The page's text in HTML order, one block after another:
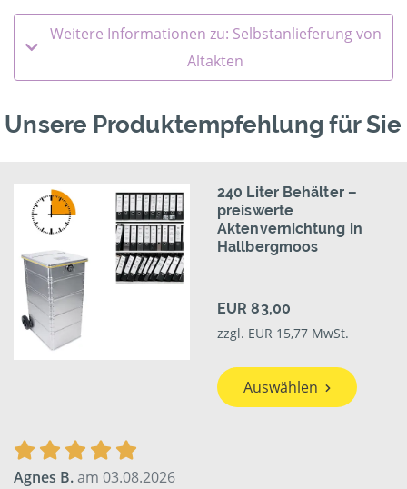
Weitere Informationen zu: Selbstanlieferung von
Altakten
Unsere Produktempfehlung für Sie
240 Liter Behälter –
preiswerte
Aktenvernichtung in
Hallbergmoos
EUR 83,00
zzgl. EUR 15,77 MwSt.
Auswählen
Agnes B.am 03.08.2026